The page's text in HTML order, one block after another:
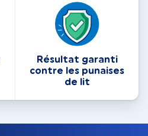
Résultat garanti
contre les punaises
de lit